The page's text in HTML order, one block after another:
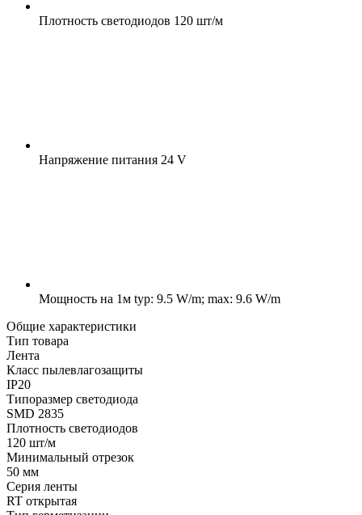
Плотность светодиодов 120 шт/м
Напряжение питания 24 V
Мощность на 1м typ: 9.5 W/m; max: 9.6 W/m
Общие характеристики
Тип товара
Лента
Класс пылевлагозащиты
IP20
Типоразмер светодиода
SMD 2835
Плотность светодиодов
120 шт/м
Минимальный отрезок
50 мм
Серия ленты
RT открытая